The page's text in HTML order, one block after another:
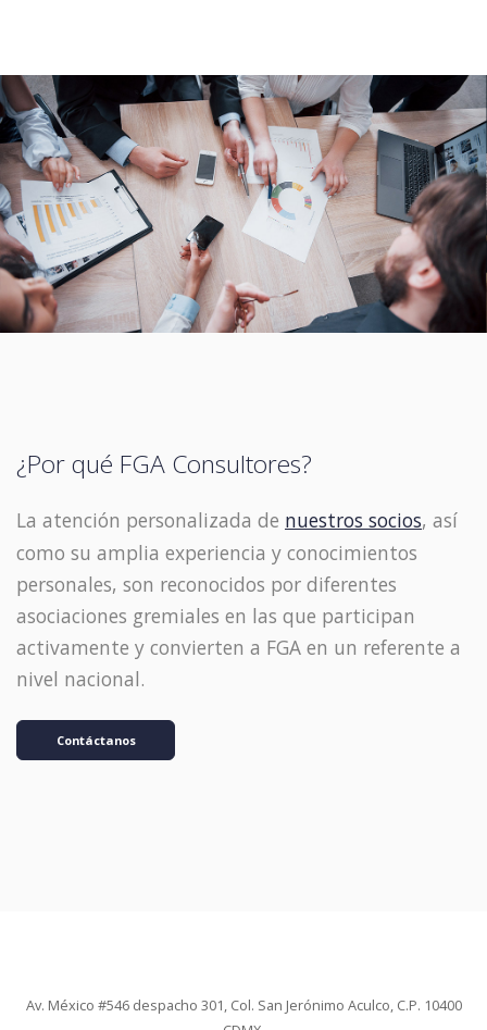
¿Por qué FGA Consultores?
La atención personalizada de nuestros socios, así
como su amplia experiencia y conocimientos
personales, son reconocidos por diferentes
asociaciones gremiales en las que participan
activamente y convierten a FGA en un referente a
nivel nacional.
Contáctanos
Av. México #546 despacho 301, Col. San Jerónimo Aculco, C.P. 10400